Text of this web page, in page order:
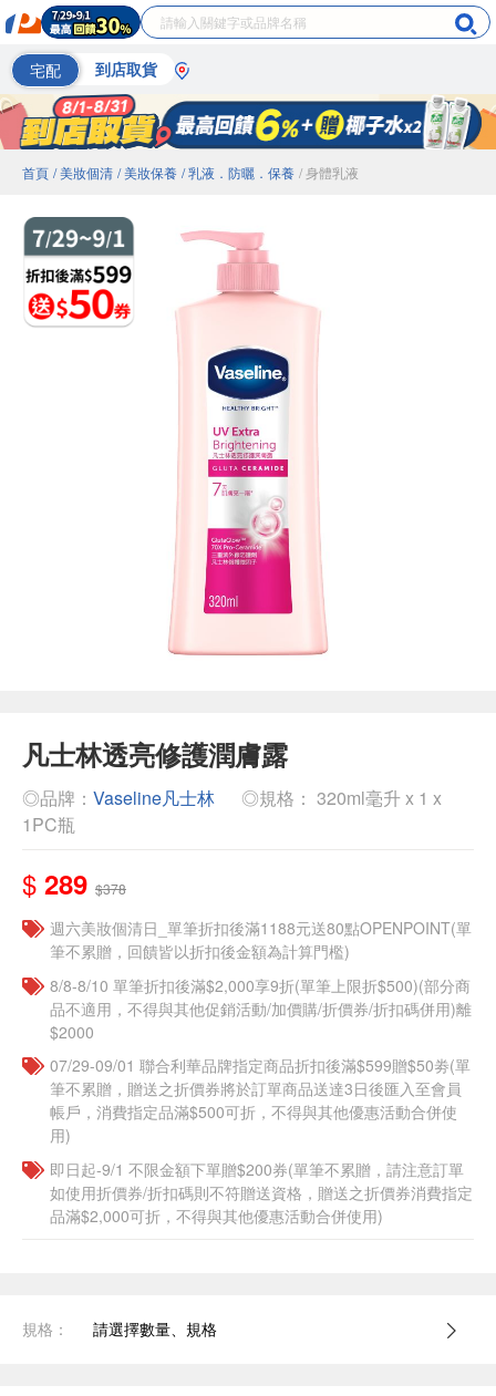
宅配 到店取貨
首頁 / 美妝個清 / 美妝保養 / 乳液．防曬．保養 / 身體乳液
凡士林透亮修護潤膚露
◎品牌： Vaseline凡士林
◎規格： 320ml毫升 x 1 x
1PC瓶
$ 289 $378
週六美妝個清日_單筆折扣後滿1188元送80點OPENPOINT(單
筆不累贈，回饋皆以折扣後金額為計算門檻)
8/8-8/10 單筆折扣後滿$2,000享9折(單筆上限折$500)(部分商
品不適用，不得與其他促銷活動/加價購/折價券/折扣碼併用)離
$2000
07/29-09/01 聯合利華品牌指定商品折扣後滿$599贈$50劵(單
筆不累贈，贈送之折價券將於訂單商品送達3日後匯入至會員
帳戶，消費指定品滿$500可折，不得與其他優惠活動合併使
用)
即日起-9/1 不限金額下單贈$200券(單筆不累贈，請注意訂單
如使用折價券/折扣碼則不符贈送資格，贈送之折價券消費指定
品滿$2,000可折，不得與其他優惠活動合併使用)
規格： 請選擇數量、規格